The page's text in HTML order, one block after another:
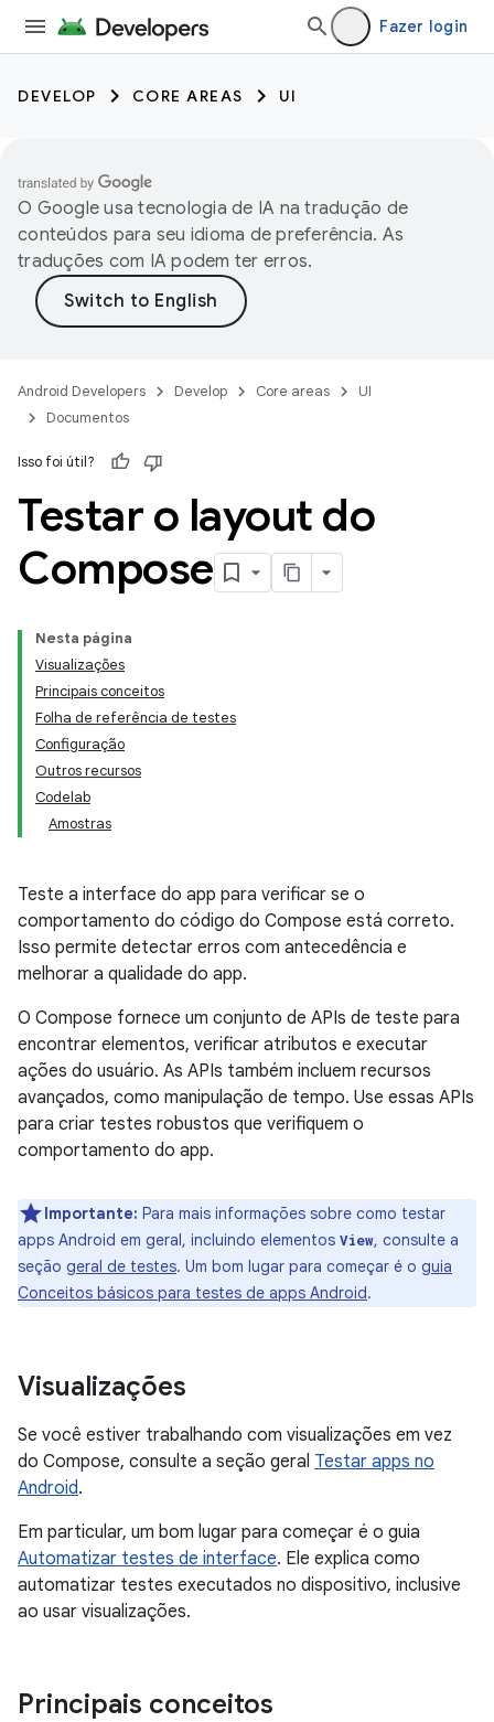
Fazer login
DEVELOP CORE AREAS UI
O Google usa tecnologia de IA na tradução de
conteúdos para seu idioma de preferência. As
traduções com IA podem ter erros.
Android Developers Develop Core areas
UI
Documentos
Isso foi útil?
Testar o layout do
Compose
Nesta página
Visualizações
Principais conceitos
Folha de referência de testes
Configuração
Outros recursos
Codelab
Amostras
Teste a interface do app para verificar se o
comportamento do código do Compose está correto.
Isso permite detectar erros com antecedência e
melhorar a qualidade do app.
O Compose fornece um conjunto de APIs de teste para
encontrar elementos, verificar atributos e executar
ações do usuário. As APIs também incluem recursos
avançados, como manipulação de tempo. Use essas APIs
para criar testes robustos que verifiquem o
comportamento do app.
Importante: Para mais informações sobre como testar
apps Android em geral, incluindo elementos View, consulte a
seção geral de testes. Um bom lugar para começar é o guia
Conceitos básicos para testes de apps Android.
Visualizações
Se você estiver trabalhando com visualizações em vez
do Compose, consulte a seção geral Testar apps no
Android.
Em particular, um bom lugar para começar é o guia
Automatizar testes de interface. Ele explica como
automatizar testes executados no dispositivo, inclusive
ao usar visualizações.
Principais conceitos